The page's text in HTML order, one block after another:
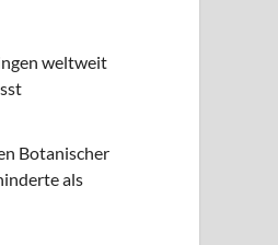
weltweit
Botanischer
als